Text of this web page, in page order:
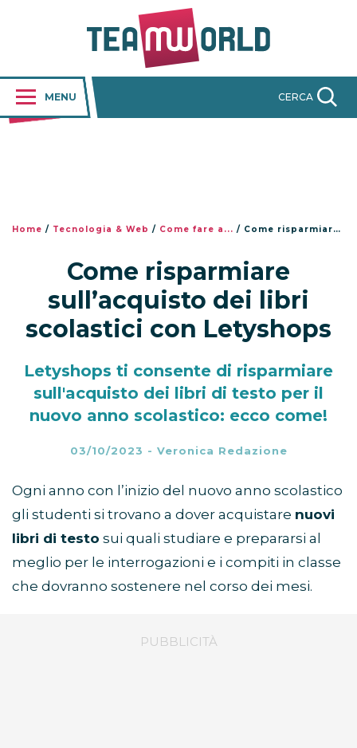
MENU CERCA
Home / Tecnologia & Web / Come fare a... / Come risparmiare sull’acquisto dei libri scolastici con Letyshops
Come risparmiare
sull’acquisto dei libri
scolastici con Letyshops
Letyshops ti consente di risparmiare
sull'acquisto dei libri di testo per il
nuovo anno scolastico: ecco come!
03/10/2023 - Veronica Redazione
Ogni anno con l’inizio del nuovo anno scolastico
gli studenti si trovano a dover acquistare nuovi
libri di testo sui quali studiare e prepararsi al
meglio per le interrogazioni e i compiti in classe
che dovranno sostenere nel corso dei mesi.